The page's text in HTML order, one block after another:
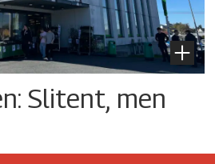
Slitent, men